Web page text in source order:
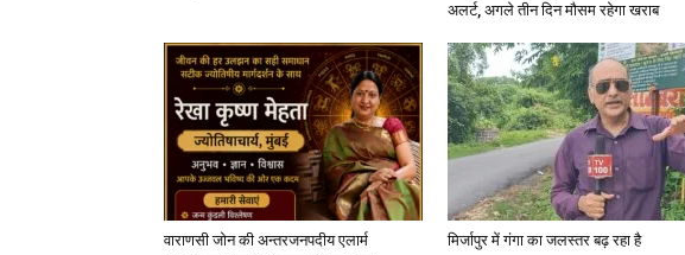
अलर्ट, अगले तीन दिन मौसम रहेगा खराब
वाराणसी जोन की अन्तरजनपदीय एलार्म
मिर्जापुर में गंगा का जलस्तर बढ़ रहा है